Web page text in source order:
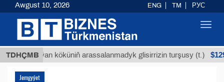
TDHÇMB
Buýan köküniň arassalanmadyk glisirrizin turşusy (t.) $12935,18
Jemgyýet
Awgust 10, 2026 ENG TM РУС